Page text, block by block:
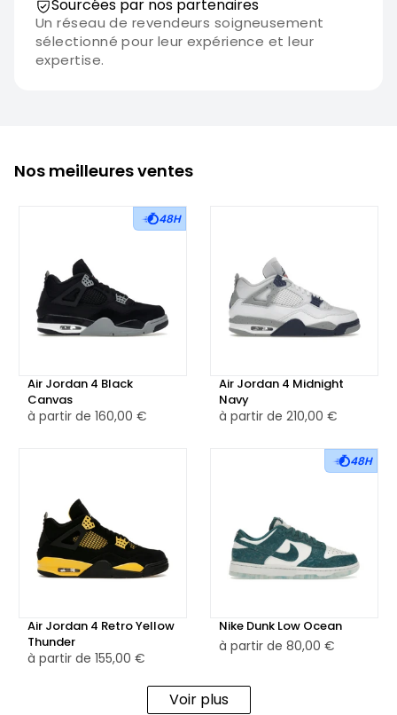
Sourcées par nos partenaires
Un réseau de revendeurs soigneusement
sélectionné pour leur expérience et leur
expertise.
Nos meilleures ventes
48H
Air Jordan 4 Black
Canvas
à partir de 160,00 €
Air Jordan 4 Midnight
Navy
à partir de 210,00 €
Air Jordan 4 Retro Yellow
Thunder
à partir de 155,00 €
48H
Nike Dunk Low Ocean
à partir de 80,00 €
Voir plus